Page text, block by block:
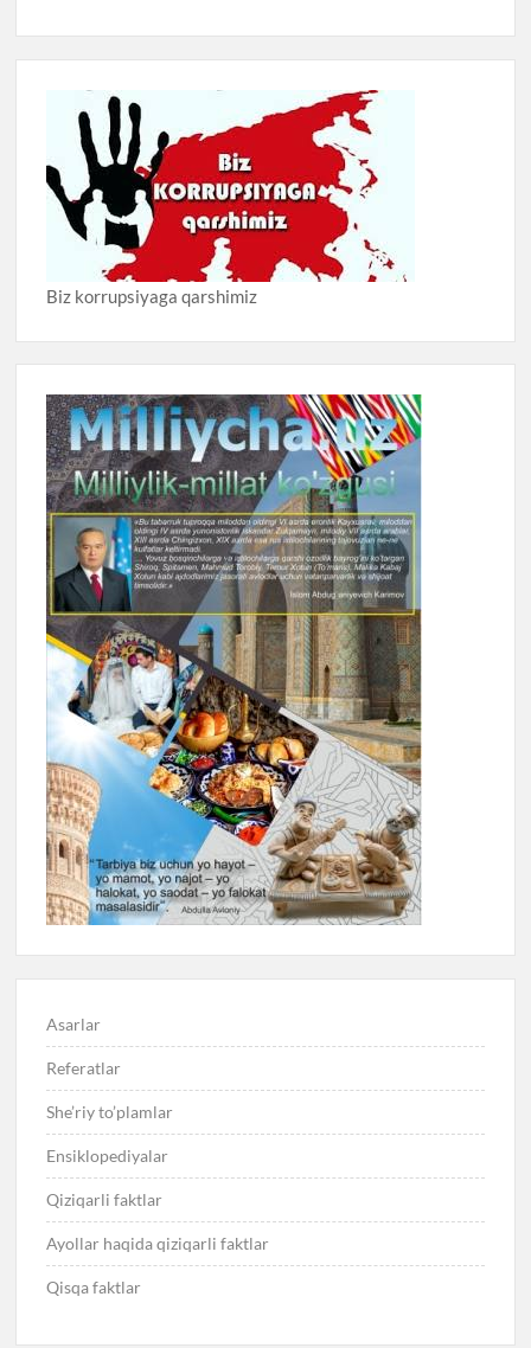
Biz korrupsiyaga qarshimiz
Asarlar
Referatlar
She’riy to’plamlar
Ensiklopediyalar
Qiziqarli faktlar
Ayollar haqida qiziqarli faktlar
Qisqa faktlar